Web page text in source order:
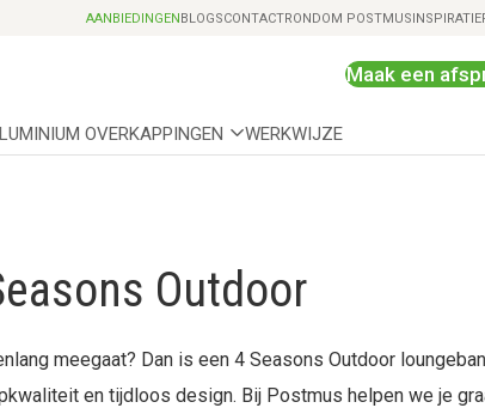
AANBIEDINGENBLOGSCONTACTRONDOM POSTMUSINSPIRATIE
Maak een
OVERKAPPINGEN WERKWIJZE
Outdoor
meegaat? Dan is een 4 Seasons Outdoor
en tijdloos design. Bij Postmus helpen we je